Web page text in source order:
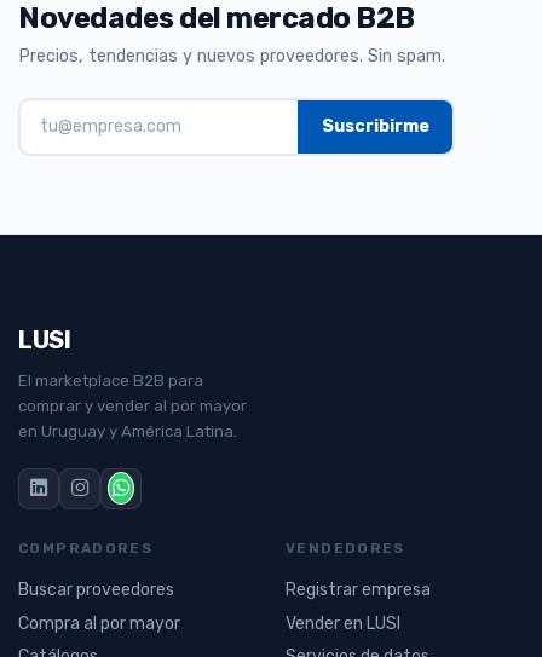
Novedades del mercado B2B
Precios, tendencias y nuevos proveedores. Sin spam.
LUSI
El marketplace B2B para
comprar y vender al por mayor
en Uruguay y América Latina.
COMPRADORES
Buscar proveedores
Compra al por mayor
VENDEDORES
Registrar empresa
Vender en LUSI